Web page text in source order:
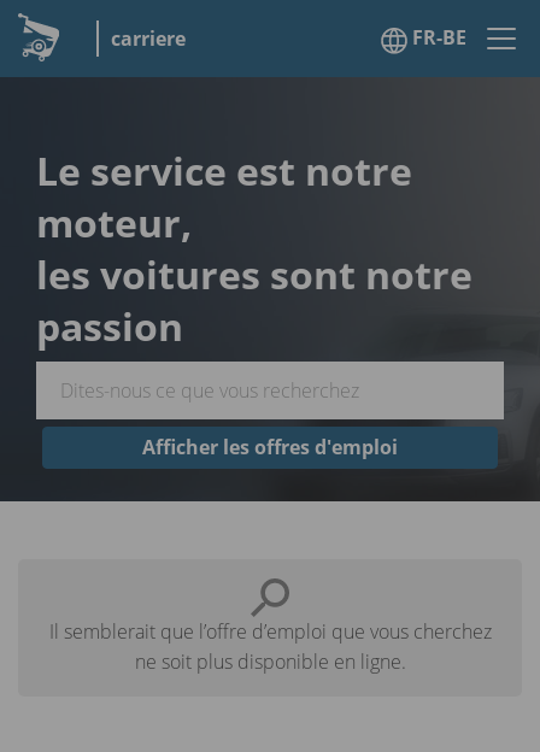
carriere FR-BE
Le service est notre
moteur,
les voitures sont notre
passion
Afficher les offres d'emploi
Il semblerait que l’offre d’emploi que vous cherchez
ne soit plus disponible en ligne.